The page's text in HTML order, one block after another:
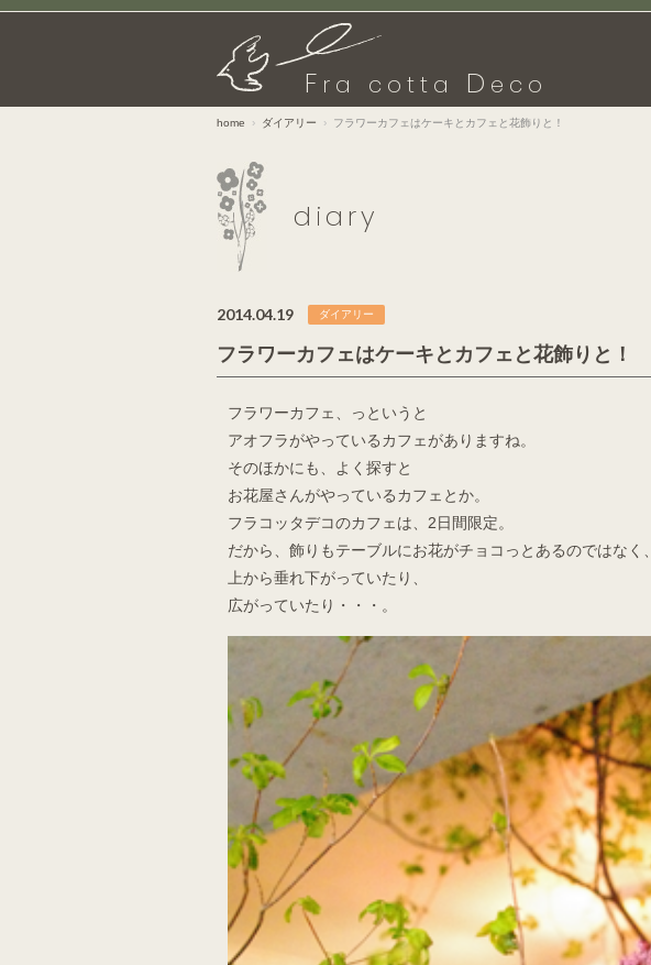
F ra cotta D eco
home ダイアリー フラワーカフェはケーキとカフェと花飾りと！
diary
2014.04.19 ダイアリー
フラワーカフェはケーキとカフェと花飾りと！
フラワーカフェ、っというと
アオフラがやっているカフェがありますね。
そのほかにも、よく探すと
お花屋さんがやっているカフェとか。
フラコッタデコのカフェは、2日間限定。
だから、飾りもテーブルにお花がチョコっとあるのではなく、
上から垂れ下がっていたり、
広がっていたり・・・。